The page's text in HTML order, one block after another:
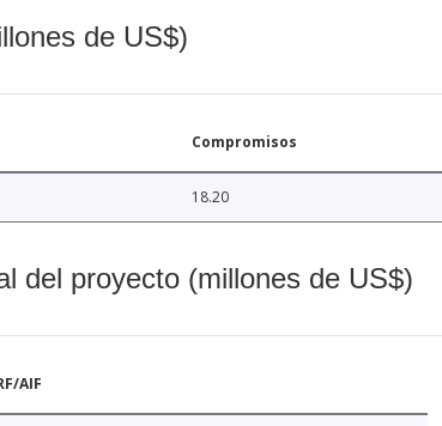
de US$)
Compromisos
18.20
del proyecto (millones de US$)
AIF